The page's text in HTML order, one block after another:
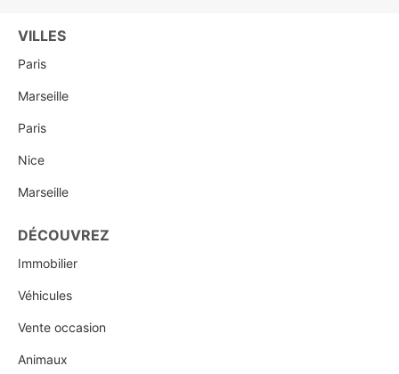
VILLES
Paris
Marseille
Paris
Nice
Marseille
DÉCOUVREZ
Immobilier
Véhicules
Vente occasion
Animaux